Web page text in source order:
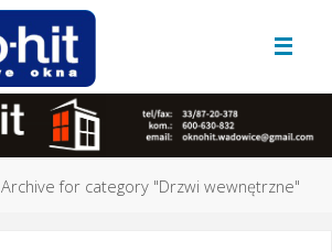
Archive for category "Drzwi wewnętrzne"